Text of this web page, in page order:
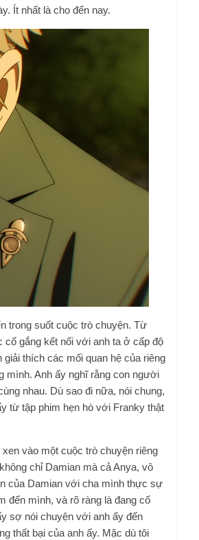
Ít nhất là cho đến nay.
trong suốt cuộc trò chuyện. Từ
cố gắng kết nối với anh ta ở cấp độ
thích các mối quan hệ của riêng
mình. Anh ấy nghĩ rằng con người
nhau. Dù sao đi nữa, nói chung,
từ tập phim hẹn hò với Franky thật
vào một cuộc trò chuyện riêng
chỉ Damian mà cả Anya, vô
của Damian với cha mình thực sự
đến mình, và rõ ràng là đang cố
sợ nói chuyện với anh ấy đến
thất bại của anh ấy. Mặc dù tôi